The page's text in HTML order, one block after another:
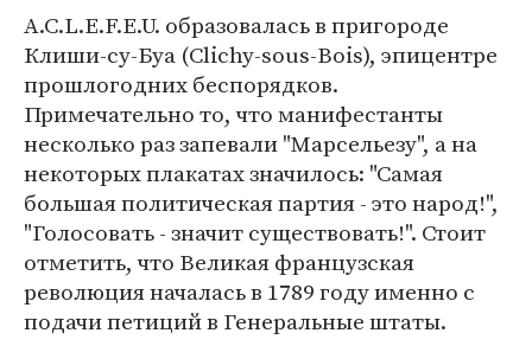
A.C.L.E.F.E.U. образовалась в пригороде
Клиши-су-Буа (Clichy-sous-Bois), эпицентре
прошлогодних беспорядков.
Примечательно то, что манифестанты
несколько раз запевали "Марсельезу", а на
некоторых плакатах значилось: "Самая
большая политическая партия - это народ!",
"Голосовать - значит существовать!". Стоит
отметить, что Великая французская
революция началась в 1789 году именно с
подачи петиций в Генеральные штаты.